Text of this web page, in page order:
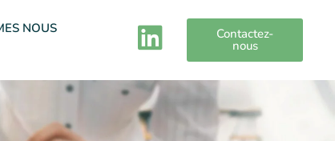
NOUS
Contactez-
nous